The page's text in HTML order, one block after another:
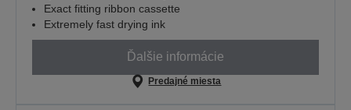
Exact fitting ribbon cassette
Extremely fast drying ink
Ďalšie informácie
Predajné miesta